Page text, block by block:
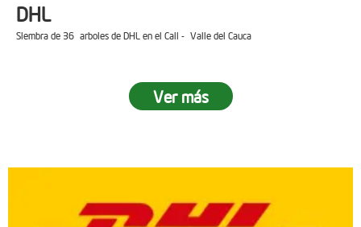
DHL
Siembra de 36 arboles de DHL en el Cali - Valle del Cauca
Ver más